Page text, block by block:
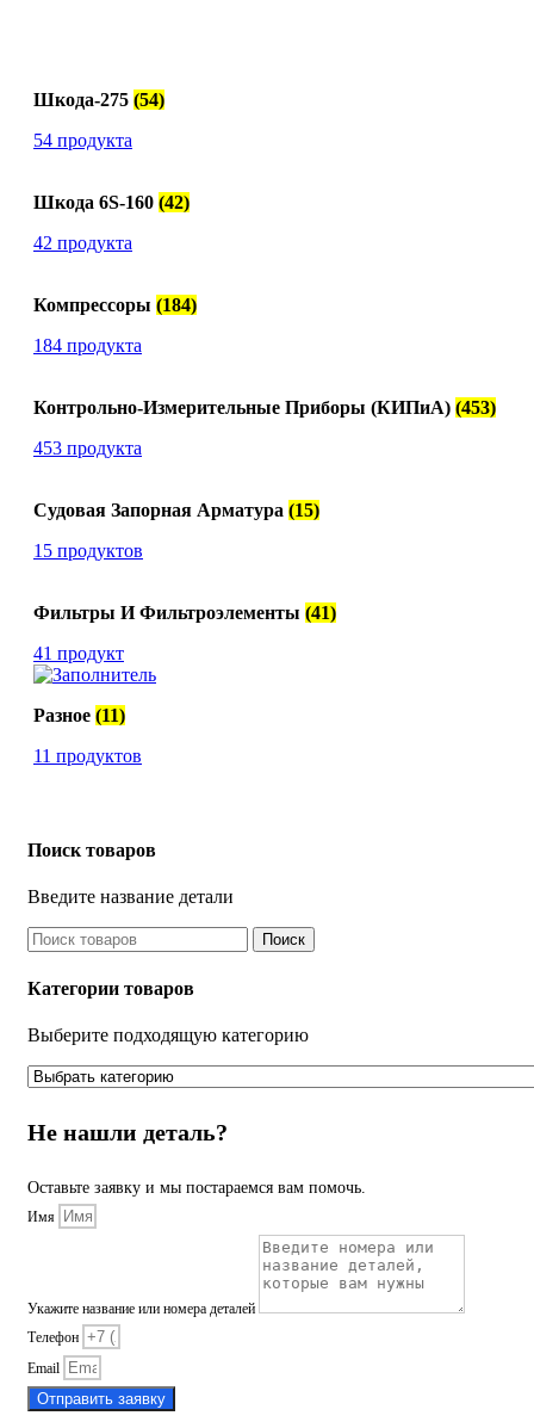
Шкода-275 (54)
54 продукта
Шкода 6S-160 (42)
42 продукта
Компрессоры (184)
184 продукта
Контрольно-Измерительные Приборы (КИПиА) (453)
453 продукта
Судовая Запорная Арматура (15)
15 продуктов
Фильтры И Фильтроэлементы (41)
41 продукт
Разное (11)
11 продуктов
Поиск товаров
Введите название детали
Поиск
Категории товаров
Выберите подходящую категорию
Не нашли деталь?
Оставьте заявку и мы постараемся вам помочь.
Имя
Укажите название или номера деталей
Телефон
Email
Отправить заявку